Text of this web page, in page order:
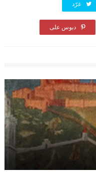
غرّد
دبوس على